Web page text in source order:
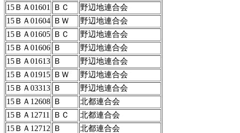
15ＢＡ01601
ＢＣ
野辺地連合会
15ＢＡ01604 ＢＷ
野辺地連合会
15ＢＡ01605 ＢＣ
野辺地連合会
15ＢＡ01606 Ｂ
野辺地連合会
15ＢＡ01613 Ｂ
野辺地連合会
15ＢＡ01915 ＢＷ
野辺地連合会
15ＢＡ03313 Ｂ
野辺地連合会
15ＢＡ12608 Ｂ
北都連合会
15ＢＡ12711
ＢＣ
北都連合会
15ＢＡ12712
Ｂ
北都連合会